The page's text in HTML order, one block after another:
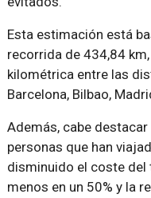
Esta estimación está
recorrida de 434,84
kilométrica entre las
Barcelona, Bilbao,
Además, cabe
personas que han
disminuido el coste
menos en un 50% y la